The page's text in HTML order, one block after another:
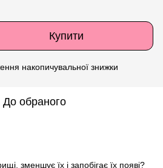
Купити
накопичувальної знижки
До обраного
зменшує їх і запобігає їх появі?